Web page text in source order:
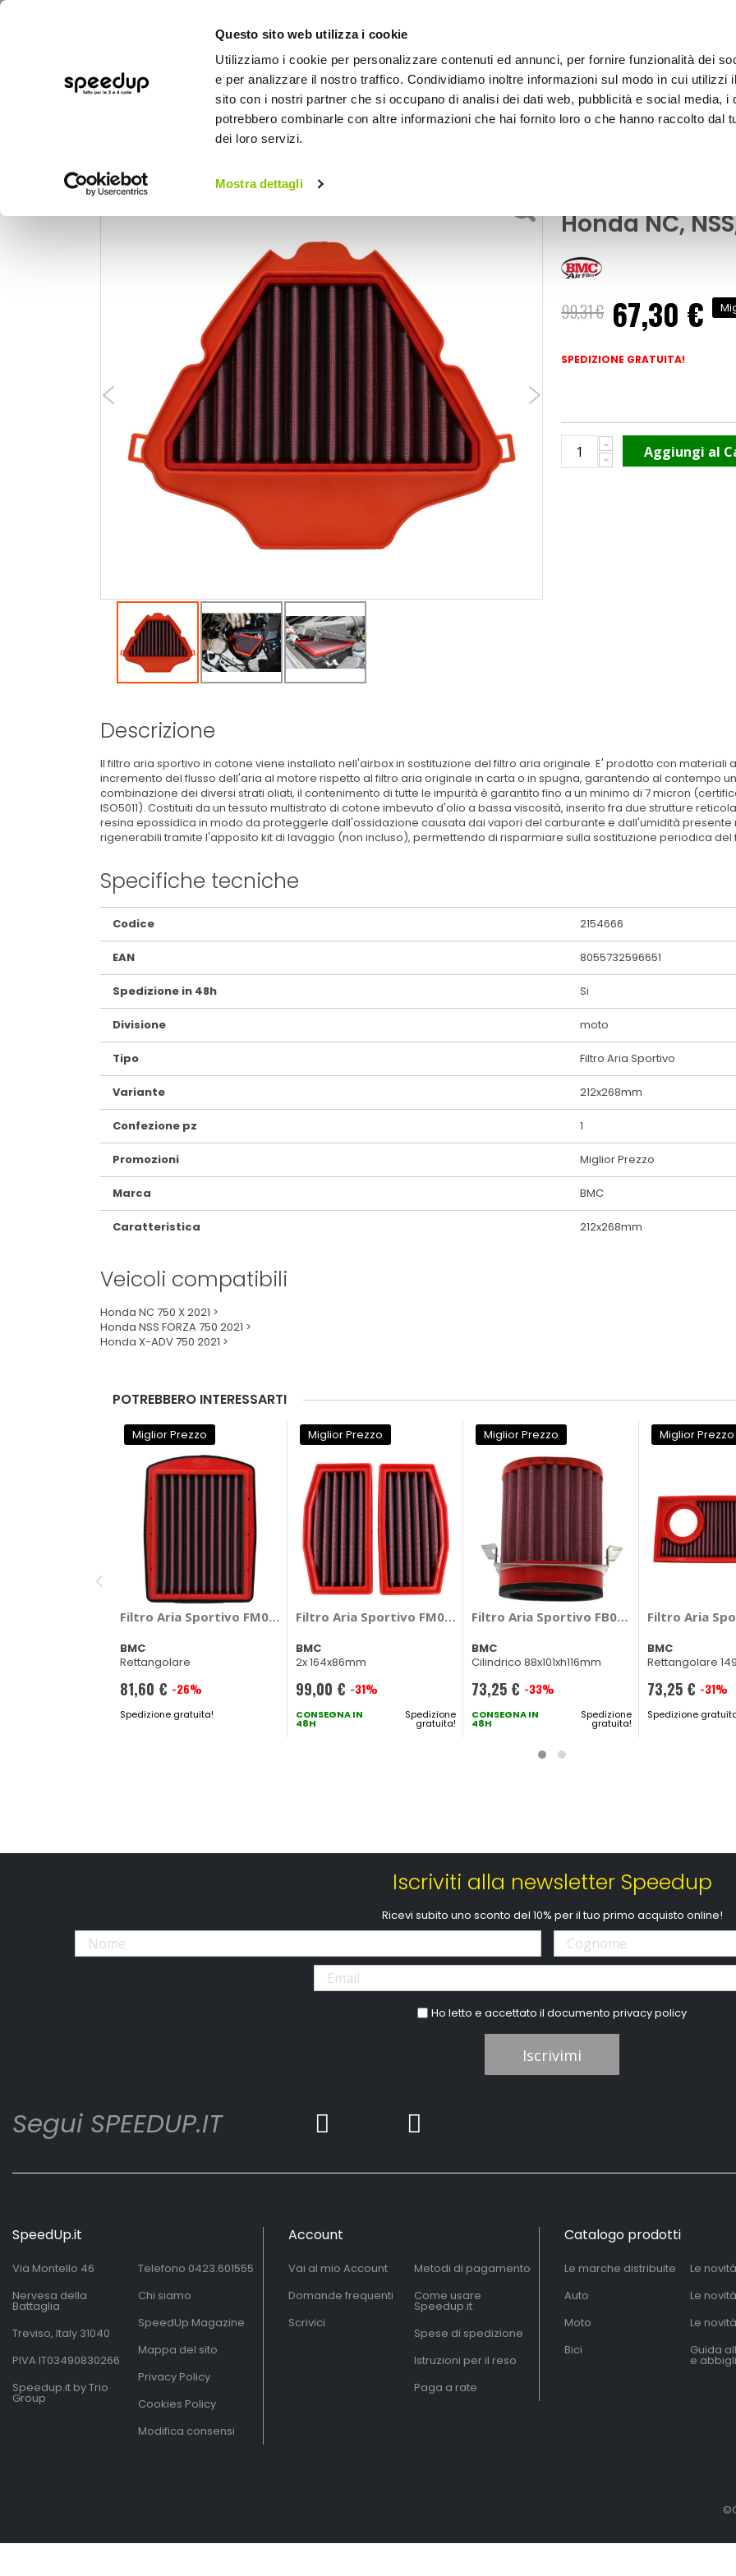
Questo sito web utilizza i cookie
Utilizziamo i cookie per personalizzare contenuti ed annunci, per fornire funzionalità dei
e per analizzare il nostro traffico. Condividiamo inoltre informazioni sul modo in cui utilizzi
sito con i nostri partner che si occupano di analisi dei dati web, pubblicità e social media, i
potrebbero combinarle con altre informazioni che hai fornito loro o che hanno raccolto dal
dei loro servizi.
Mostra dettagli
BICI OUTDOOR
Home
Honda NC,
99,31 €
Prezzo
speciale
67,30 €
SPEDIZIONE GRATUITA!
Aggiungi al
Descrizione
Il filtro aria sportivo in cotone viene installato nell'airbox in sostituzione del filtro aria originale. E' prodotto con
incremento del flusso dell'aria al motore rispetto al filtro aria originale in carta o in spugna, garantendo al contempo
combinazione dei diversi strati oliati, il contenimento di tutte le impurità è garantito fino a un minimo di 7 micron
ISO5011). Costituiti da un tessuto multistrato di cotone imbevuto d'olio a bassa viscosità, inserito fra due strutture
resina epossidica in modo da proteggerle dall'ossidazione causata dai vapori del carburante e dall'umidità presente
rigenerabili tramite l'apposito kit di lavaggio (non incluso), permettendo di risparmiare sulla sostituzione periodica del
Specifiche tecniche
Maggiori
Informazioni
Codice 2154666
EAN 8055732596651
Spedizione in 48h Si
Divisione moto
Tipo Filtro Aria Sportivo
Variante 212x268mm
Confezione pz 1
Promozioni Miglior Prezzo
Marca BMC
Caratteristica 212x268mm
Veicoli compatibili
Honda NC 750 X 2021 >
Honda NSS FORZA 750 2021 >
Honda X-ADV 750 2021 >
POTREBBERO INTERESSARTI
Miglior Prezzo
Filtro Aria Sportivo FM01241 Triumph Tiger 800 Sport 2025> - BMC Triumph Tiger 800 Sport 2025 >
BMC
Rettangolare
Prezzo
speciale
81,60 € -26%
Spedizione gratuita!
Miglior Prezzo
Filtro Aria Sportivo FM01203 - BMC Bmw R
BMC
2x 164x86mm
Prezzo
speciale
99,00 € -31%
CONSEGNA IN
48H
Spedizione
gratuita!
Miglior Prezzo
Filtro Aria Sportivo FB01231 - BMC Voge
BMC
Cilindrico 88x101xh116mm
Prezzo
speciale
73,25 € -33%
CONSEGNA IN
48H
Spedizione
gratuita!
Miglior Prezzo
Filtro Aria
BMC
Rettangolare
Prezzo
speciale
73,25 € -31%
Spedizione
Iscriviti alla newsletter Speedup
Ricevi subito uno sconto del 10% per il tuo primo acquisto online!
Ho letto e accettato il documentoprivacy policy
Iscrivimi
Segui SPEEDUP.IT
SpeedUp.it
Via Montello 46
Nervesa della
Battaglia
Treviso, Italy 31040
PIVA IT03490830266
Speedup.it by Trio
Group
Telefono 0423.601555
Chi siamo
SpeedUp Magazine
Mappa del sito
Privacy Policy
Cookies Policy
Modifica consensi
Account
Vai al mio Account
Domande frequenti
Scrivici
Metodi di pagamento
Come usare
Speedup.it
Spese di spedizione
Istruzioni per il reso
Paga a rate
Catalogo prodotti
Le marche distribuite
Auto
Moto
Bici
Le
Le
Le
Guida
e